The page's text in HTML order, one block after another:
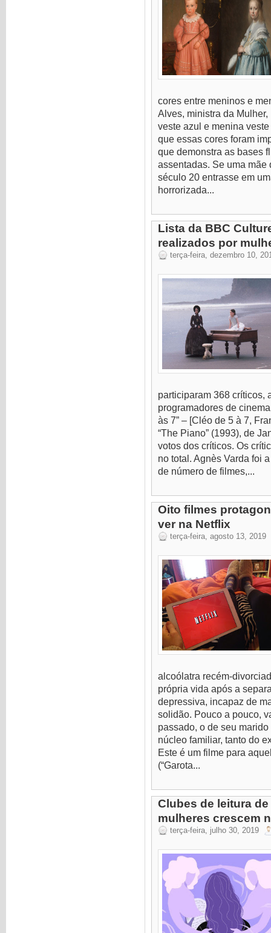
cores entre meninos e
Alves, ministra da
veste azul e menina
que essas cores foram
que demonstra as bases
assentadas. Se uma
século 20 entrasse em
horrorizada...
Lista da BBC
realizados por
terça-feira, dezembro 10,
participaram 368 críticos,
programadores de
às 7” – [Cléo de 5 à 7,
“The Piano” (1993), de
votos dos críticos. Os
no total. Agnès Varda foi
de número de filmes,...
Oito filmes
ver na Netflix
terça-feira, agosto 13, 2019
alcoólatra recém-
própria vida após a
depressiva, incapaz de
solidão. Pouco a pouco,
passado, o de seu
núcleo familiar, tanto do
Este é um filme para
(“Garota...
Clubes de leitura
mulheres crescem
terça-feira, julho 30, 2019